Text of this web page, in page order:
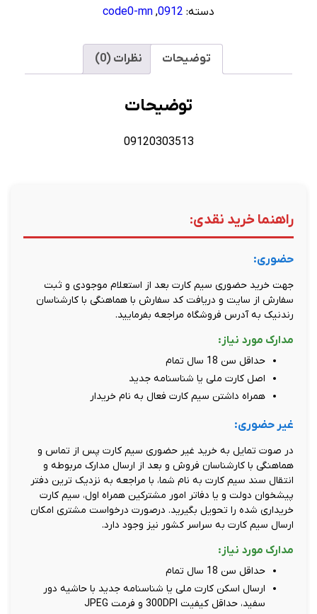
دسته: 0912
,
code0-mn
توضیحات نظرات (0)
توضیحات
09120303513
راهنما خرید نقدی:
حضوری:
جهت خرید حضوری سیم کارت بعد از استعلام موجودی و ثبت
سفارش از سایت و دریافت کد سفارش با هماهنگی با کارشناسان
رندنیک به آدرس فروشگاه مراجعه بفرمایید.
مدارک مورد نیاز:
حداقل سن 18 سال تمام
اصل کارت ملی یا شناسنامه جدید
همراه داشتن سیم کارت فعال به نام خریدار
غیر حضوری:
در صوت تمایل به خرید غیر حضوری سیم کارت پس از تماس و
هماهنگی با کارشناسان فروش و بعد از ارسال مدارک مربوطه و
انتقال سند سیم کارت به نام شما، با مراجعه به نزدیک ترین دفتر
پیشخوان دولت و یا دفاتر امور مشترکین همراه اول، سیم کارت
خریداری شده را تحویل بگیرید. درصورت درخواست مشتری امکان
ارسال سیم کارت به سراسر کشور نیز وجود دارد.
مدارک مورد نیاز:
حداقل سن 18 سال تمام
ارسال اسکن کارت ملی یا شناسنامه جدید با حاشیه دور
سفید، حداقل کیفیت 300DPI و فرمت JPEG